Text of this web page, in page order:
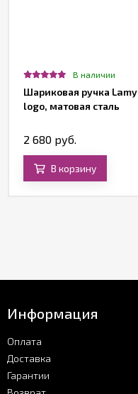
В наличии
Шариковая ручка Lamy
logo, матовая сталь
2 680 руб.
В корзину
Информация
Оплата
Доставка
Гарантии